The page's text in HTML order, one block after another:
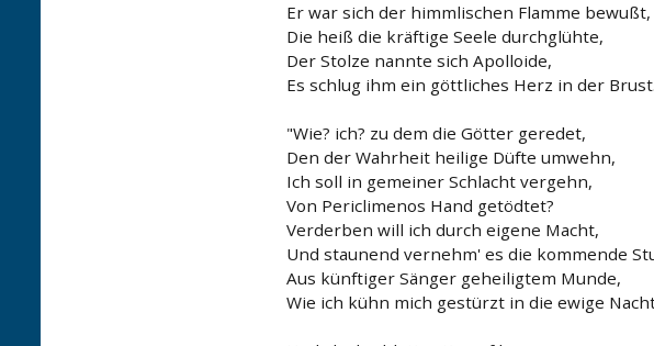
Er war sich der himmlischen Flamme bewußt,
Die heiß die kräftige Seele durchglühte,
Der Stolze nannte sich Apolloide,
Es schlug ihm ein göttliches Herz in der Brust.
"Wie? ich? zu dem die Götter geredet,
Den der Wahrheit heilige Düfte umwehn,
Ich soll in gemeiner Schlacht vergehn,
Von Periclimenos Hand getödtet?
Verderben will ich durch eigene Macht,
Und staunend vernehm' es die kommende
Aus künftiger Sänger geheiligtem Munde,
Wie ich kühn mich gestürzt in die ewige